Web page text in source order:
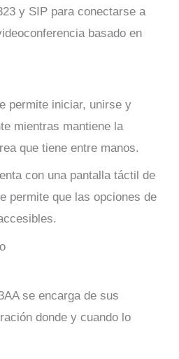
y SIP para conectarse a
basado en
permite iniciar, unirse y
mientras mantiene la
que tiene entre manos.
con una pantalla táctil de
permite que las opciones de
se encarga de sus
donde y cuando lo